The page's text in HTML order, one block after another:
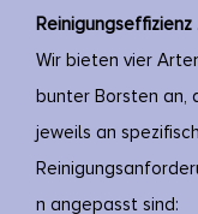
Reinigungseffizienz.
Wir bieten vier
bunter Borsten an,
jeweils an
n angepasst sind: